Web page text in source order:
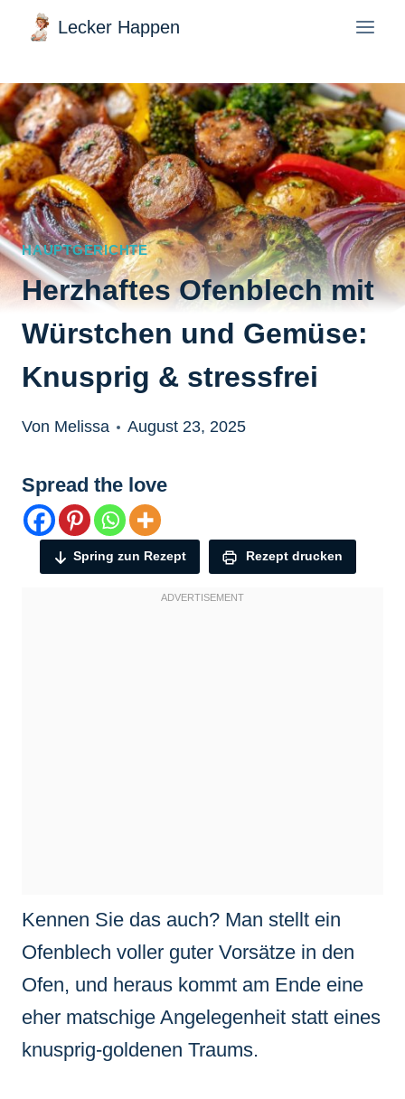
Zum
Inhalt
springen
Lecker Happen
HAUPTGERICHTE
Herzhaftes Ofenblech mit
Würstchen und Gemüse:
Knusprig & stressfrei
Von Melissa August 23, 2025
Spread the love
Spring zun Rezept Rezept drucken
Kennen Sie das auch? Man stellt ein
Ofenblech voller guter Vorsätze in den
Ofen, und heraus kommt am Ende eine
eher matschige Angelegenheit statt eines
knusprig-goldenen Traums.